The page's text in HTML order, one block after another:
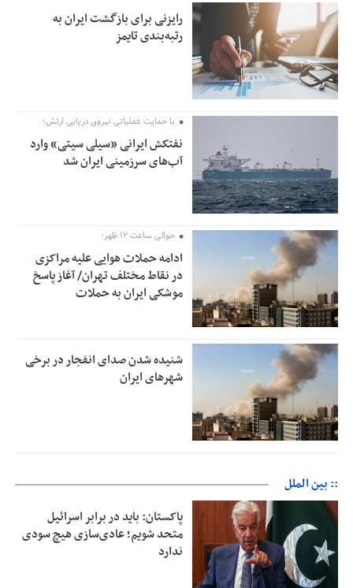
رایزنی برای بازگشت ایران به
رتبه‌بندی تایمز
با حمایت عملیاتی نیروی دریایی ارتش؛
نفتکش ایرانی «سیلی سیتی» وارد
آب‌های سرزمینی ایران شد
حوالی ساعت ۱۲ ظهر؛
ادامه حملات هوایی علیه مراکزی
در نقاط مختلف تهران/ آغاز پاسخ
موشکی ایران به حملات
شنیده شدن صدای انفجار در برخی
شهرهای ایران
:: بین الملل
پاکستان: باید در برابر اسرائیل
متحد شویم؛ عادی‌سازی هیچ سودی
ندارد